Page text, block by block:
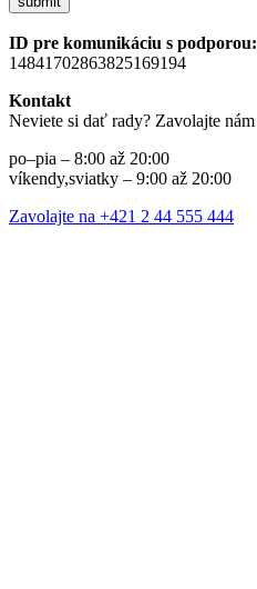
ID pre komunikáciu s podporou:
14841702863825169194
Kontakt
Neviete si dať rady? Zavolajte nám
po–pia – 8:00 až 20:00
víkendy,sviatky – 9:00 až 20:00
Zavolajte na +421 2 44 555 444